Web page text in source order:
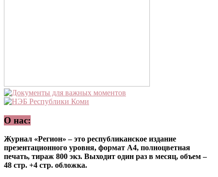
О нас:
Журнал «Регион» – это республиканское издание
презентационного уровня, формат А4, полноцветная
печать, тираж 800 экз. Выходит один раз в месяц, объем –
48 стр. +4 стр. обложка.